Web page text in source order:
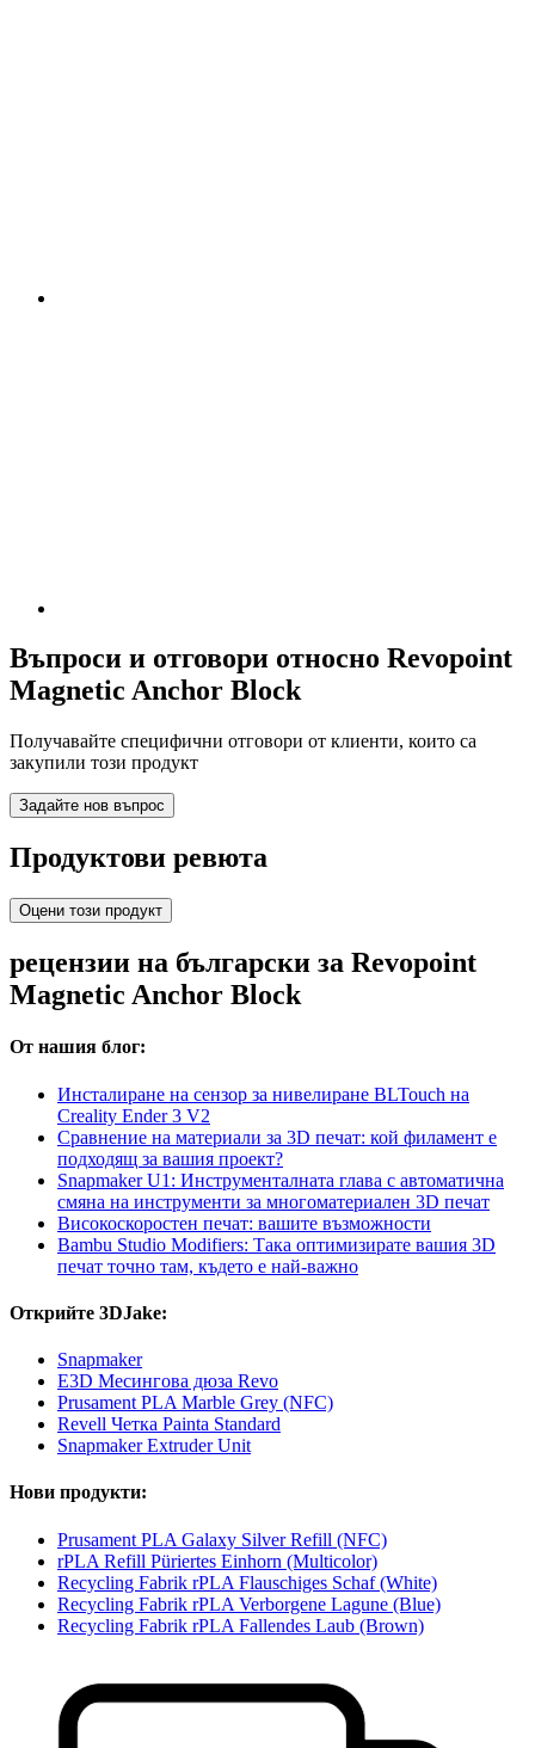
Въпроси и отговори относно Revopoint
Magnetic Anchor Block
Получавайте специфични отговори от клиенти, които са
закупили този продукт
Задайте нов въпрос
Продуктови ревюта
Оцени този продукт
рецензии на български за Revopoint
Magnetic Anchor Block
От нашия блог:
Инсталиране на сензор за нивелиране BLTouch на
Creality Ender 3 V2
Сравнение на материали за 3D печат: кой филамент е
подходящ за вашия проект?
Snapmaker U1: Инструменталната глава с автоматична
смяна на инструменти за многоматериален 3D печат
Високоскоростен печат: вашите възможности
Bambu Studio Modifiers: Така оптимизирате вашия 3D
печат точно там, където е най-важно
Открийте 3DJake:
Snapmaker
E3D Месингова дюза Revo
Prusament PLA Marble Grey (NFC)
Revell Четка Painta Standard
Snapmaker Extruder Unit
Нови продукти:
Prusament PLA Galaxy Silver Refill (NFC)
rPLA Refill Püriertes Einhorn (Multicolor)
Recycling Fabrik rPLA Flauschiges Schaf (White)
Recycling Fabrik rPLA Verborgene Lagune (Blue)
Recycling Fabrik rPLA Fallendes Laub (Brown)